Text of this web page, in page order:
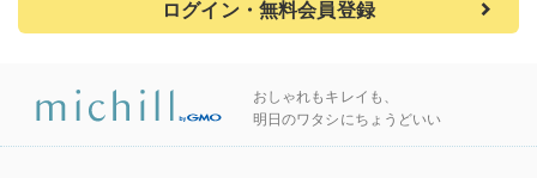
ログイン・無料会員登録
おしゃれもキレイも、
明日のワタシにちょうどいい